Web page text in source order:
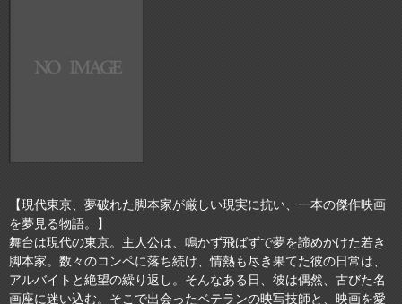
【現代東京、夢破れた脚本家が厳しい現実に抗い、一本の傑作映画
を夢見る物語。】
舞台は現代の東京。主人公は、鳴かず飛ばずで夢を諦めかけた若き
脚本家。数々のコンペに落ち続け、情熱も尽き果てた彼の日常は、
アルバイトと絶望の繰り返し。そんなある日、彼は偶然、古びた名
画座に迷い込む。そこで出会ったベテランの映写技師と、映画を愛